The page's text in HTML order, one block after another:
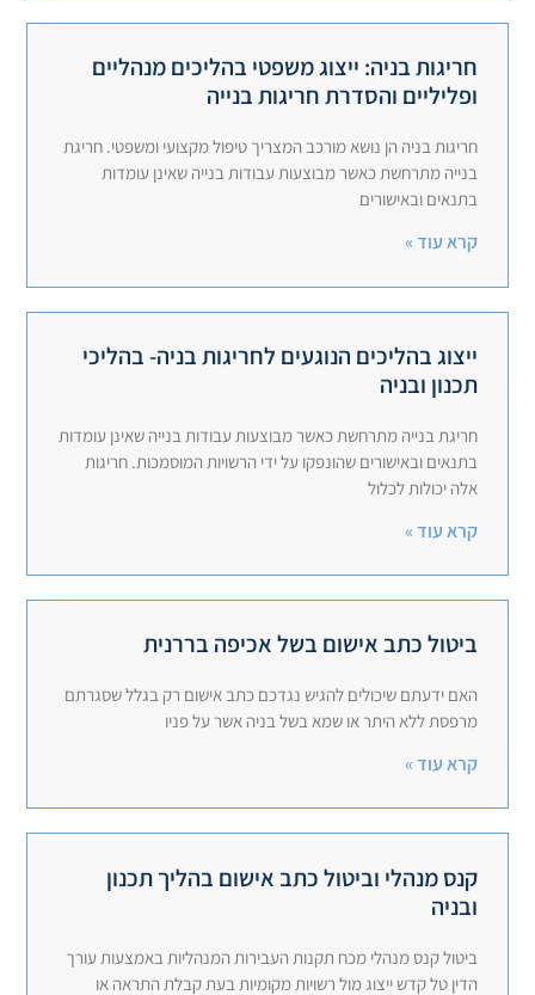
חריגות בניה: ייצוג משפטי בהליכים מנהליים
ופליליים והסדרת חריגות בנייה
חריגות בניה הן נושא מורכב המצריך טיפול מקצועי ומשפטי. חריגת
בנייה מתרחשת כאשר מבוצעות עבודות בנייה שאינן עומדות
בתנאים ובאישורים
קרא עוד »
ייצוג בהליכים הנוגעים לחריגות בניה- בהליכי
תכנון ובניה
חריגת בנייה מתרחשת כאשר מבוצעות עבודות בנייה שאינן עומדות
בתנאים ובאישורים שהונפקו על ידי הרשויות המוסמכות. חריגות
אלה יכולות לכלול
קרא עוד »
ביטול כתב אישום בשל אכיפה בררנית
האם ידעתם שיכולים להגיש נגדכם כתב אישום רק בגלל שסגרתם
מרפסת ללא היתר או שמא בשל בניה אשר על פניו
קרא עוד »
קנס מנהלי וביטול כתב אישום בהליך תכנון
ובניה
ביטול קנס מנהלי מכח תקנות העבירות המנהליות באמצעות עורך
הדין טל קדש ייצוג מול רשויות מקומיות בעת קבלת התראה או